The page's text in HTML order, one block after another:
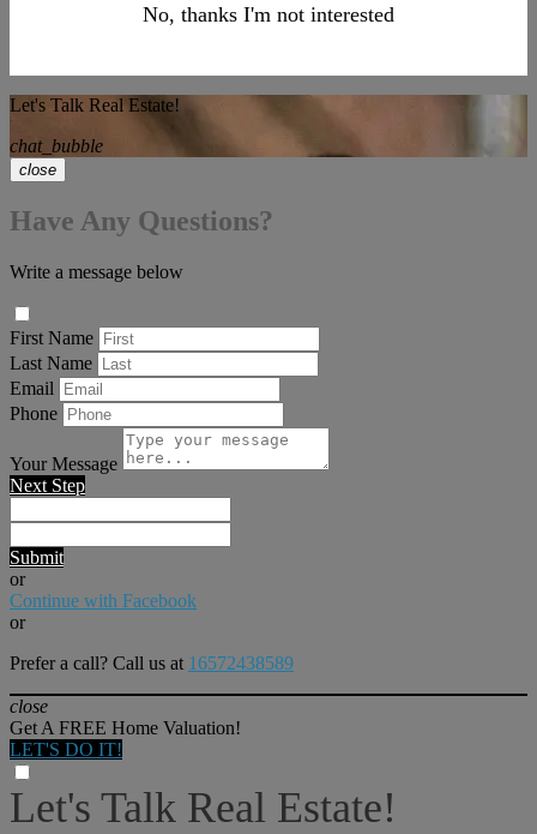
No, thanks I'm not interested
Let's Talk Real Estate!
chat_bubble
close
Have Any Questions?
Write a message below
First Name
Last Name
Email
Phone
Your Message
Next Step
Submit
or
Continue with Facebook
or
Prefer a call? Call us at 16572438589
close
Get A FREE Home Valuation!
LET'S DO IT!
Let's Talk Real Estate!